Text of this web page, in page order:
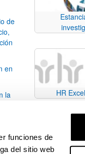
funciones de
del sitio web
de
en
la
HR